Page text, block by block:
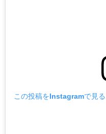
この投稿をInstagramで見る